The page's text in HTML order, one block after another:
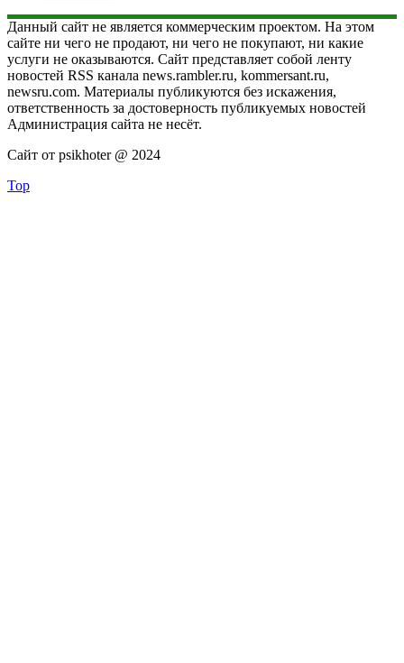
Данный сайт не является коммерческим проектом. На этом
сайте ни чего не продают, ни чего не покупают, ни какие
услуги не оказываются. Сайт представляет собой ленту
новостей RSS канала news.rambler.ru, kommersant.ru,
newsru.com. Материалы публикуются без искажения,
ответственность за достоверность публикуемых новостей
Администрация сайта не несёт.
Сайт от psikhoter @ 2024
Top